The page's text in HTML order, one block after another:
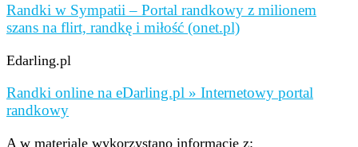
Randki w Sympatii – Portal randkowy z milionem
szans na flirt, randkę i miłość (onet.pl)
Edarling.pl
Randki online na eDarling.pl » Internetowy portal
randkowy
A w materiale wykorzystano informacje z: